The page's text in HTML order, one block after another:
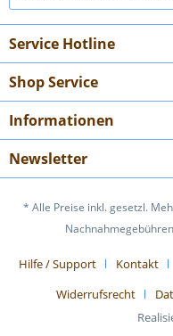
Service Hotline
Shop Service
Informationen
Newsletter
* Alle Preise inkl. gesetzl.
Hilfe / Support Kontakt
Widerrufsrecht